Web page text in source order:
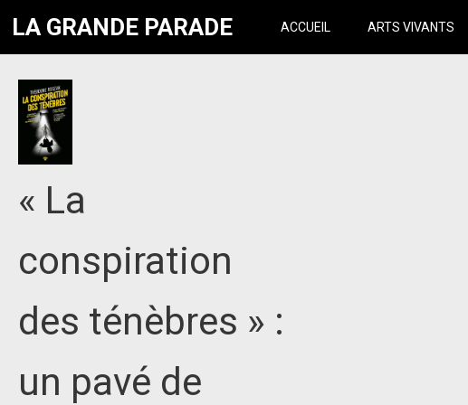
LA GRANDE PARADE ACCUEIL ARTS VIVANTS
« La
conspiration
des ténèbres » :
un pavé de